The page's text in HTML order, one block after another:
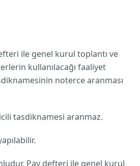
ile genel kurul toplantı ve
kullanılacağı faaliyet
noterce aranması
tasdiknamesi aranmaz.
Pay defteri ile genel kurul